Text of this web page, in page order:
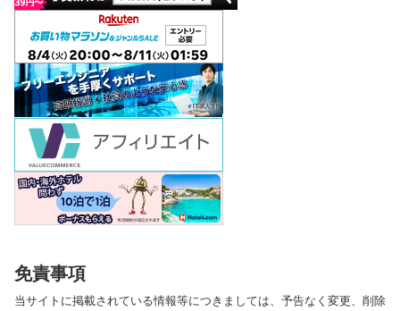
免責事項
当サイトに掲載されている情報等につきましては、予告なく変更、削除